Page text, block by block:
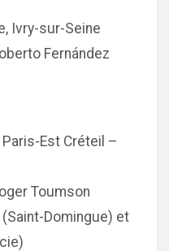
Ivry-sur-Seine
Fernández
Est Créteil –
Toumson
Domingue) et